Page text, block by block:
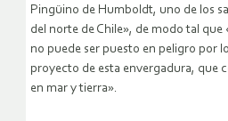
Pingüino de Humboldt, uno de los
del norte de Chile», de modo tal que
no puede ser puesto en peligro por
proyecto de esta envergadura, que
en mar y tierra».